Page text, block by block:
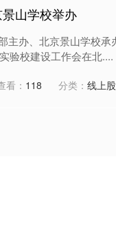
山学校举办
主办、北京景山学校承
验校建设工作会在北....
看： 118 分类： 线上